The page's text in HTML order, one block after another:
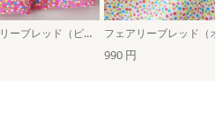
フェアリーブレッド（ピンク）
990 円